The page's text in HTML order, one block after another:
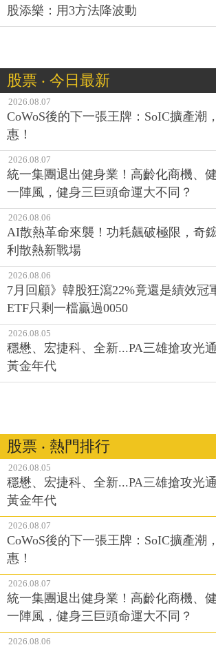
股添樂：用3方法降波動
股票 ‧ 今日最新
2026.08.07
CoWoS後的下一張王牌：SoIC擴產潮
惠！
2026.08.07
統一集團退出健身業！高齡化商機、
一陣風，健身三巨頭命運大不同？
2026.08.06
AI散熱革命來襲！功耗飆破極限，奇
利散熱新戰場
2026.08.06
7月回顧》韓股狂瀉22%竟還是績效冠
ETF只剩一檔贏過0050
2026.08.05
穩懋、宏捷科、全新...PA三雄搶攻光
黃金年代
股票 ‧ 熱門排行
2026.08.05
穩懋、宏捷科、全新...PA三雄搶攻光
黃金年代
2026.08.07
CoWoS後的下一張王牌：SoIC擴產潮
惠！
2026.08.07
統一集團退出健身業！高齡化商機、
一陣風，健身三巨頭命運大不同？
2026.08.06